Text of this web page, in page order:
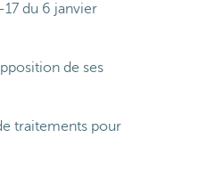
du 6 janvier
de ses
traitements pour